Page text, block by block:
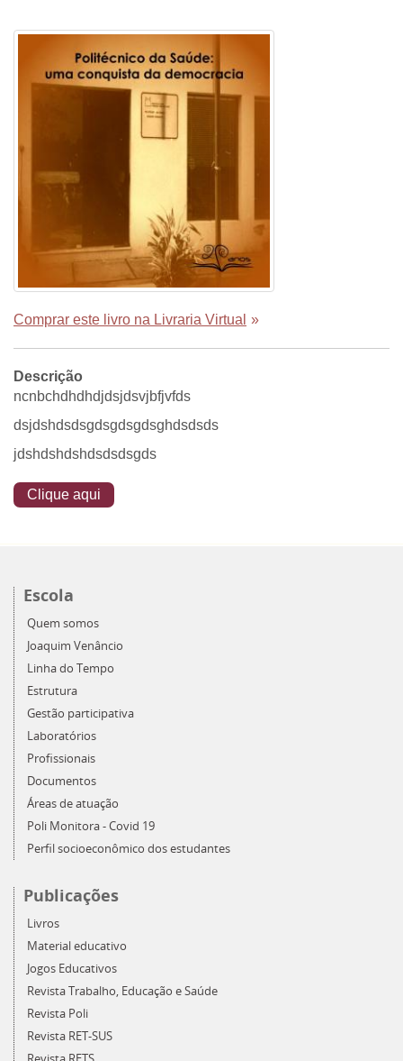
Comprar este livro na Livraria Virtual »
Descrição
ncnbchdhdhdjdsjdsvjbfjvfds
dsjdshdsdsgdsgdsgdsghdsdsds
jdshdshdshdsdsdsgds
Clique aqui
Escola
Quem somos
Joaquim Venâncio
Linha do Tempo
Estrutura
Gestão participativa
Laboratórios
Profissionais
Documentos
Áreas de atuação
Poli Monitora - Covid 19
Perfil socioeconômico dos estudantes
Publicações
Livros
Material educativo
Jogos Educativos
Revista Trabalho, Educação e Saúde
Revista Poli
Revista RET-SUS